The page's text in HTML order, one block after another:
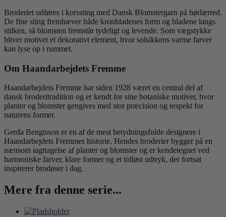
Broderiet udføres i korssting med Dansk Blomstergarn på hørlærred.
De fine sting fremhæver både kronbladenes form og bladene langs
stilken, så blomsten fremstår tydeligt og levende. Som vægstykke
bliver motivet et dekorativt element, hvor solsikkens varme farver
kan lyse op i rummet.
Om Haandarbejdets Fremme
Haandarbejdets Fremme har siden 1928 været en central del af
dansk broderitradition og er kendt for sine botaniske motiver, hvor
planter og blomster gengives med stor præcision og respekt for
naturens former.
Gerda Bengtsson er en af de mest betydningsfulde designere i
Haandarbejdets Fremmes historie. Hendes broderier bygger på en
nænsom iagttagelse af planter og blomster og er kendetegnet ved
harmoniske farver, klare former og et tidløst udtryk, der fortsat
inspirerer brodøser i dag.
Mere fra denne serie...